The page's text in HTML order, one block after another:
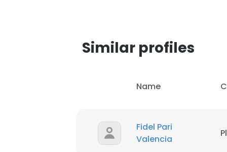
Similar profiles
Name
Fidel Pari
Valencia